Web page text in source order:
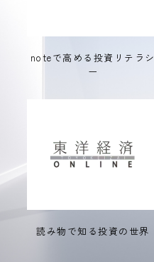
noteで高める投資リテラシ
ー
読み物で知る投資の世界